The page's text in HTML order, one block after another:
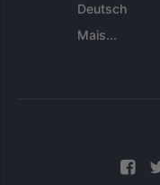
Deutsch
Mais...